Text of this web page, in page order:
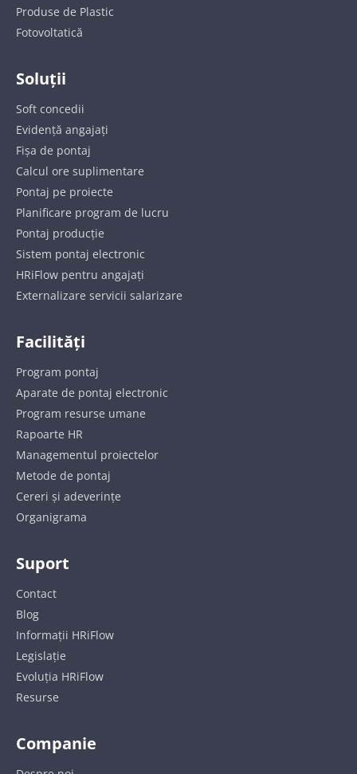
Produse de Plastic
Fotovoltatică
Soluții
Soft concedii
Evidență angajați
Fișa de pontaj
Calcul ore suplimentare
Pontaj pe proiecte
Planificare program de lucru
Pontaj producție
Sistem pontaj electronic
HRiFlow pentru angajați
Externalizare servicii salarizare
Facilități
Program pontaj
Aparate de pontaj electronic
Program resurse umane
Rapoarte HR
Managementul proiectelor
Metode de pontaj
Cereri și adeverințe
Organigrama
Suport
Contact
Blog
Informații HRiFlow
Legislație
Evoluția HRiFlow
Resurse
Companie